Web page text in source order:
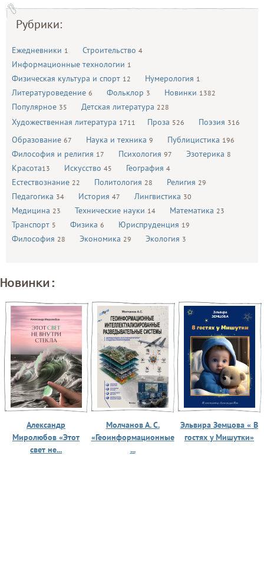
Рубрики:
Ежедневники 1 Строительство 4
Информационные технологии 1
Физическая культура и спорт 12 Нумерология 1
Литературоведение 6 Фольклор 3 Новинки 1382
Популярное 35 Детская литература 228
Художественная литература 1711 Проза 526 Поэзия 316
Образование 67 Наука и техника 9 Публицистика 196
Философия и религия 17 Психология 97 Эзотерика 8
Красота13 Искусство 45 География 4
Естествознание 22 Политология 28 Религия 29
Педагогика 34 История 47 Лингвистика 30
Медицина 23 Технические науки 14 Математика 23
Транспорт 5 Физика 6 Юриспруденция 19
Философия 28 Экономика 29 Экология 3
Новинки:
Александр
Миролюбов «Этот
свет не...
Молчанов А. С.
«Геоинформационные
...
Эльвира Земцова « В
гостях у Мишутки»